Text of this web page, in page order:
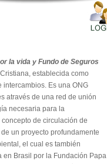
la vida y Fundo de Seguros
establecida como
Es una ONG
através de una red de unión
necesaria para la
de circulación de
un proyecto profundamente
el cual es también
en Brasil por la Fundación Papa